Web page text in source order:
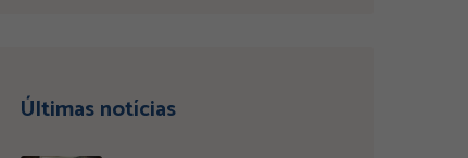
Últimas notícias